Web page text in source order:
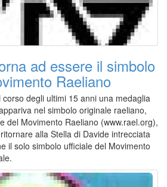
ad essere il simbolo
Raeliano
degli ultimi 15 anni una medaglia
nel simbolo originale raeliano,
del Movimento Raeliano (www.rael.org),
alla Stella di Davide intrecciata
il solo simbolo ufficiale del Movimento